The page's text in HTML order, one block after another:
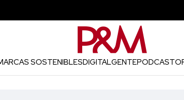
SOSTENIBLESDIGITALGENTEPODCAST